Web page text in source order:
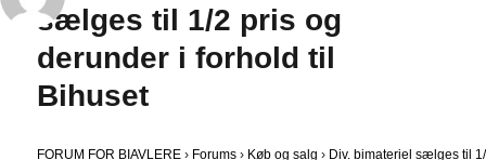
sælges til 1/2 pris og
derunder i forhold til
Bihuset
FORUM FOR BIAVLERE › Forums › Køb og salg › Div. bimateriel sælges til